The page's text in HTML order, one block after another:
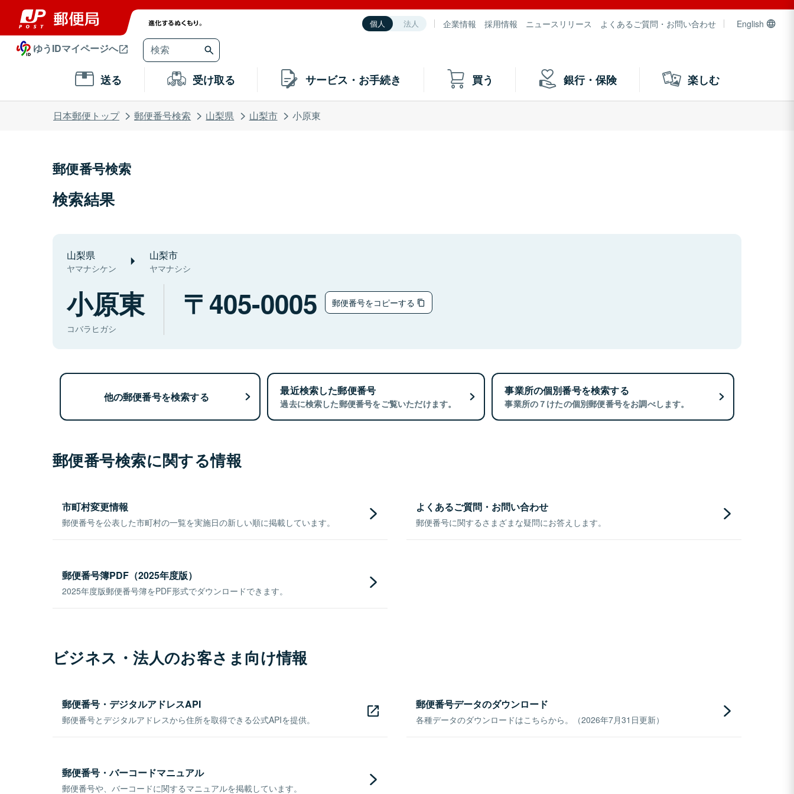
個人 法人 企業情報 採用情報 ニュースリリース よくあるご質問・お問い合わせ English
ゆうIDマイページへ
送る 受け取る サービス・お手続き 買う 銀行・保険 楽しむ
日本郵便トップ 郵便番号検索 山梨県 山梨市 小原東
郵便番号検索
検索結果
山梨県
ヤマナシケン
山梨市
ヤマナシシ
小原東
コバラヒガシ
405-0005 郵便番号をコピーする
他の郵便番号を検索する 最近検索した郵便番号
過去に検索した郵便番号をご覧いただけます。
事業所の個別番号を検索する
事業所の７けたの個別郵便番号をお調べします。
郵便番号検索に関する情報
市町村変更情報
郵便番号を公表した市町村の一覧を実施日の新しい順に掲載しています。
よくあるご質問・お問い合わせ
郵便番号に関するさまざまな疑問にお答えします。
郵便番号簿PDF（2025年度版）
2025年度版郵便番号簿をPDF形式でダウンロードできます。
ビジネス・法人のお客さま向け情報
郵便番号・デジタルアドレスAPI
郵便番号とデジタルアドレスから住所を取得できる公式APIを提供。
郵便番号データのダウンロード
各種データのダウンロードはこちらから。（2026年7月31日更新）
郵便番号・バーコードマニュアル
郵便番号や、バーコードに関するマニュアルを掲載しています。